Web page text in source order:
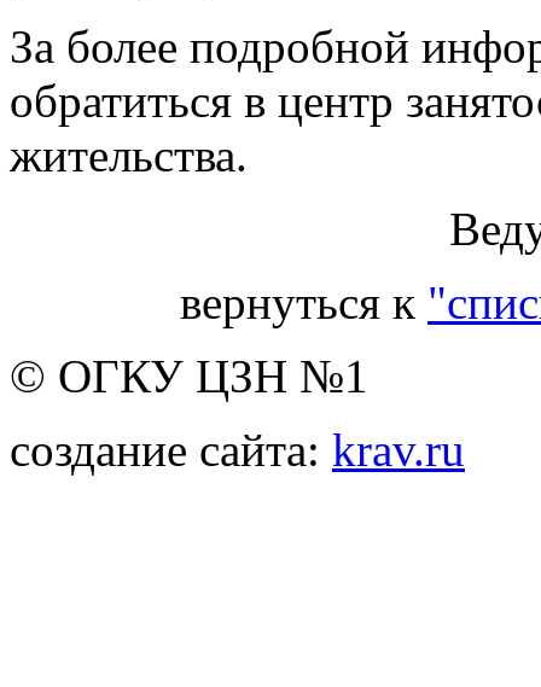
За более подробной
обратиться в центр
жительства.
вернуться к
© ОГКУ ЦЗН №1
создание сайта: krav.ru